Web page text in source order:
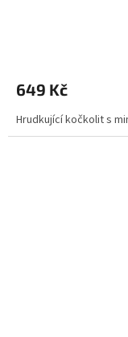
649 Kč
Hrudkující kočkolit s